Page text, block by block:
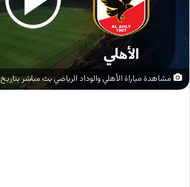
مشاهدة مباراة الأهلي والوداد الرياضي بث مباشر بتاريخ 04-06-2023 دوري أبطال أفريقيا